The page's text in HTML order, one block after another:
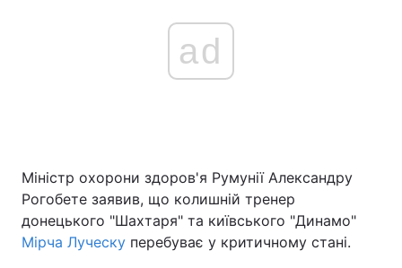
ad
Міністр охорони здоров'я Румунії Александру
Рогобете заявив, що колишній тренер
донецького "Шахтаря" та київського "Динамо"
Мірча Луческу перебуває у критичному стані.